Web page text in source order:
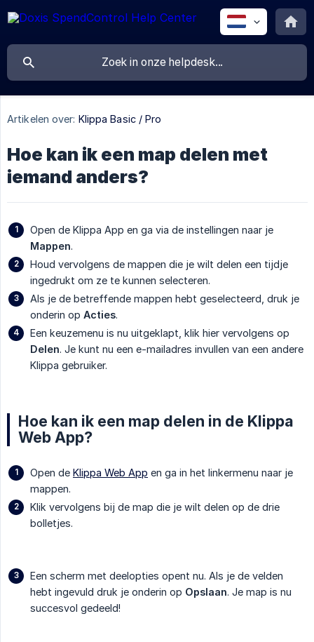
Artikelen over: Klippa Basic / Pro
Hoe kan ik een map delen met
iemand anders?
Open de Klippa App en ga via de instellingen naar je
Mappen.
Houd vervolgens de mappen die je wilt delen een tijdje
ingedrukt om ze te kunnen selecteren.
Als je de betreffende mappen hebt geselecteerd, druk je
onderin op Acties.
Een keuzemenu is nu uitgeklapt, klik hier vervolgens op
Delen. Je kunt nu een e-mailadres invullen van een andere
Klippa gebruiker.
Hoe kan ik een map delen in de Klippa
Web App?
Open de Klippa Web App en ga in het linkermenu naar je
mappen.
Klik vervolgens bij de map die je wilt delen op de drie
bolletjes.
Een scherm met deelopties opent nu. Als je de velden
hebt ingevuld druk je onderin op Opslaan. Je map is nu
succesvol gedeeld!